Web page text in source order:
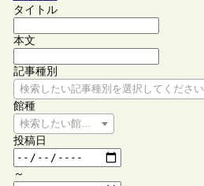
タイトル
本文
記事種別
検索したい記事種別を選択してください
館種
検索したい館種を選択してください
投稿日
～